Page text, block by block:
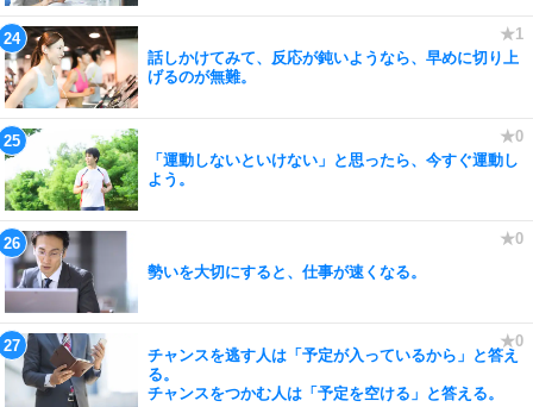
話しかけてみて、反応が鈍いようなら、早めに切り上
げるのが無難。
「運動しないといけない」と思ったら、今すぐ運動し
よう。
勢いを大切にすると、仕事が速くなる。
チャンスを逃す人は「予定が入っているから」と答え
る。
チャンスをつかむ人は「予定を空ける」と答える。